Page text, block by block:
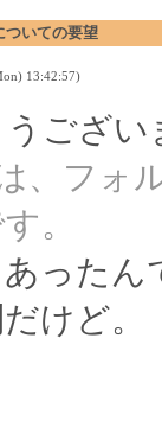
ついての要望
13:42:57)
ござい
、フォ
。
ったん
けど。